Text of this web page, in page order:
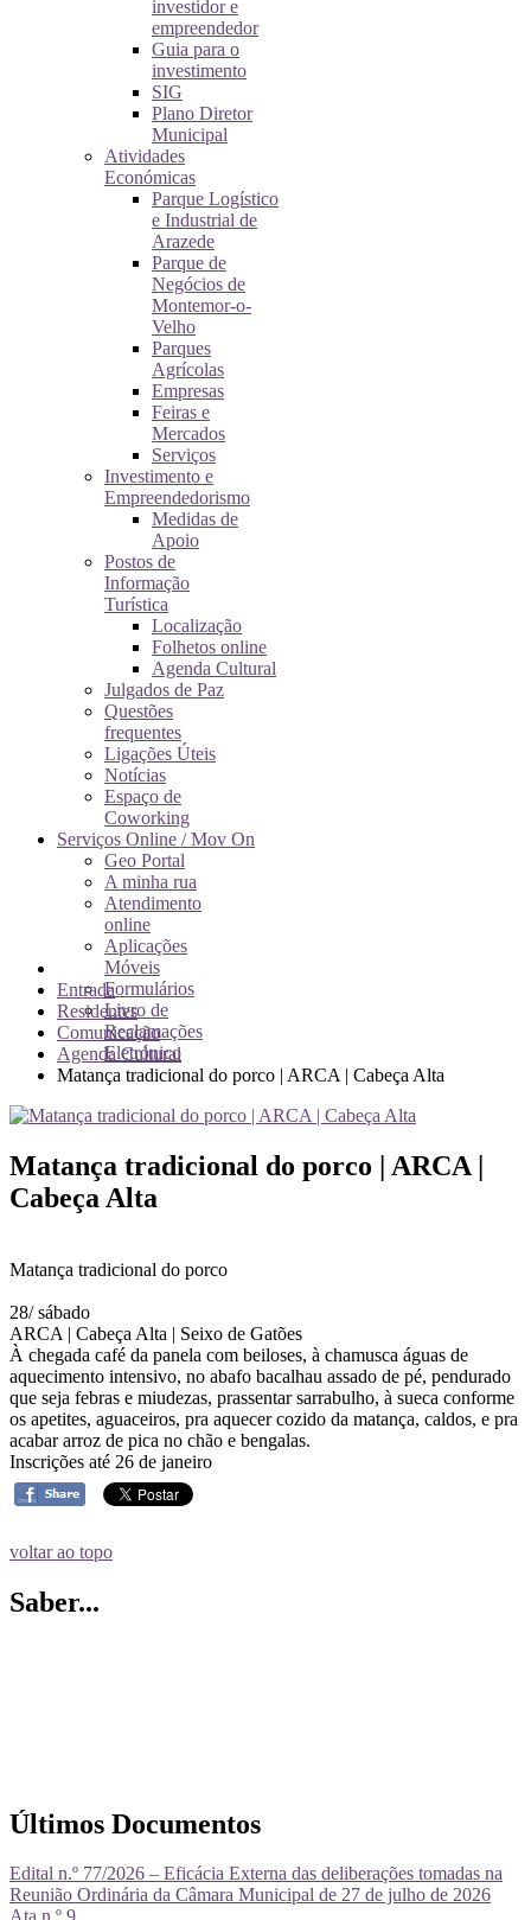
investidor e
empreendedor
Guia para o
investimento
SIG
Plano Diretor
Municipal
Atividades
Económicas
Parque Logístico
e Industrial de
Arazede
Parque de
Negócios de
Montemor-o-
Velho
Parques
Agrícolas
Empresas
Feiras e
Mercados
Serviços
Investimento e
Empreendedorismo
Medidas de
Apoio
Postos de
Informação
Turística
Localização
Folhetos online
Agenda Cultural
Julgados de Paz
Questões
frequentes
Ligações Úteis
Notícias
Espaço de
Coworking
Serviços Online / Mov On
Geo Portal
A minha rua
Atendimento
online
Aplicações
Móveis
Formulários
Livro de
Reclamações
Eletrónico
Entrada
Residentes
Comunicação
Agenda Cultural
Matança tradicional do porco | ARCA | Cabeça Alta
Matança tradicional do porco | ARCA |
Cabeça Alta
Matança tradicional do porco
28/ sábado
ARCA | Cabeça Alta | Seixo de Gatões
À chegada café da panela com beiloses, à chamusca águas de
aquecimento intensivo, no abafo bacalhau assado de pé, pendurado
que seja febras e miudezas, prassentar sarrabulho, à sueca conforme
os apetites, aguaceiros, pra aquecer cozido da matança, caldos, e pra
acabar arroz de pica no chão e bengalas.
Inscrições até 26 de janeiro
voltar ao topo
Saber...
Últimos Documentos
Edital n.º 77/2026 – Eficácia Externa das deliberações tomadas na
Reunião Ordinária da Câmara Municipal de 27 de julho de 2026